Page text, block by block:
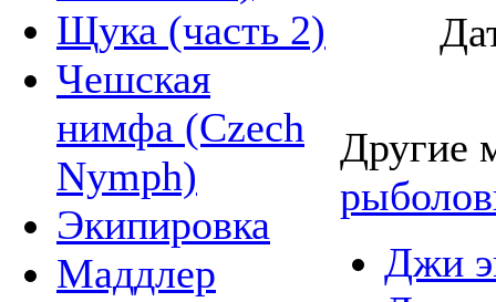
Щука (часть 2)
Чешская
нимфа (Czech
Nymph)
Экипировка
Маддлер
Другие
Джи